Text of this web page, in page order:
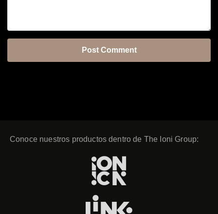
Conoce nuestros productos dentro de The Ioni Group: